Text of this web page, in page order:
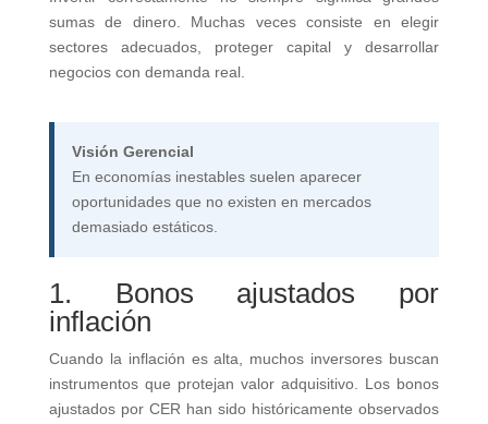
sumas de dinero. Muchas veces consiste en elegir
sectores adecuados, proteger capital y desarrollar
negocios con demanda real.
Visión Gerencial
En economías inestables suelen aparecer
oportunidades que no existen en mercados
demasiado estáticos.
1. Bonos ajustados por
inflación
Cuando la inflación es alta, muchos inversores buscan
instrumentos que protejan valor adquisitivo. Los bonos
ajustados por CER han sido históricamente observados